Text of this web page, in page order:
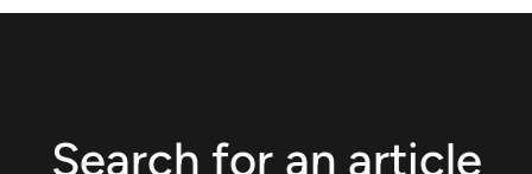
Search for an article